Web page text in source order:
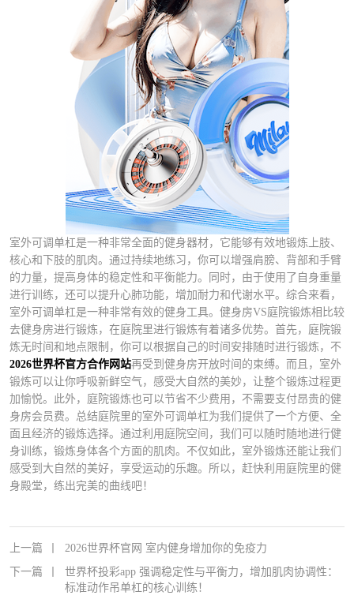
室外可调单杠是一种非常全面的健身器材，它能够有效地锻炼上肢、
核心和下肢的肌肉。通过持续地练习，你可以增强肩膀、背部和手臂
的力量，提高身体的稳定性和平衡能力。同时，由于使用了自身重量
进行训练，还可以提升心肺功能，增加耐力和代谢水平。综合来看，
室外可调单杠是一种非常有效的健身工具。健身房VS庭院锻炼相比较
去健身房进行锻炼，在庭院里进行锻炼有着诸多优势。首先，庭院锻
炼无时间和地点限制，你可以根据自己的时间安排随时进行锻炼，不
2026世界杯官方合作网站再受到健身房开放时间的束缚。而且，室外
锻炼可以让你呼吸新鲜空气，感受大自然的美妙，让整个锻炼过程更
加愉悦。此外，庭院锻炼也可以节省不少费用，不需要支付昂贵的健
身房会员费。总结庭院里的室外可调单杠为我们提供了一个方便、全
面且经济的锻炼选择。通过利用庭院空间，我们可以随时随地进行健
身训练，锻炼身体各个方面的肌肉。不仅如此，室外锻炼还能让我们
感受到大自然的美好，享受运动的乐趣。所以，赶快利用庭院里的健
身殿堂，练出完美的曲线吧！
上一篇
2026世界杯官网 室内健身增加你的免疫力
下一篇
世界杯投彩app 强调稳定性与平衡力，增加肌肉协调性：
标准动作吊单杠的核心训练！